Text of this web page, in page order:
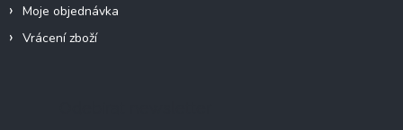
Moje objednávka
Vrácení zboží